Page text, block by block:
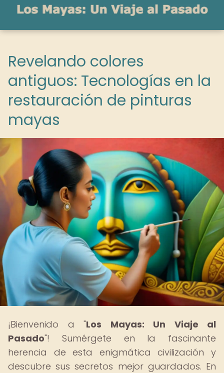
Revelando colores
antiguos: Tecnologías en la
restauración de pinturas
mayas
¡Bienvenido a "Los Mayas: Un Viaje al
Pasado"! Sumérgete en la fascinante
herencia de esta enigmática civilización y
descubre sus secretos mejor guardados. En